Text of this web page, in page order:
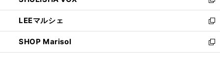
開
く
ウ
で
開
く
ン
ド
ウ
で
開
ウ
ィ
ン
ド
ウ
新
し
い
ウ
ィ
ン
LEEマルシェ
新
し
い
ウ
SHOP Marisol
新
し